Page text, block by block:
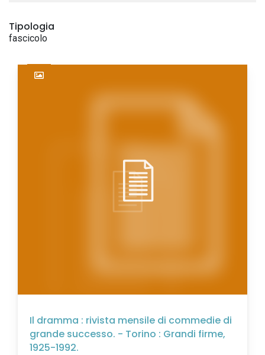
Tipologia
fascicolo
Il dramma : rivista mensile di commedie di
grande successo. - Torino : Grandi firme,
1925-1992.